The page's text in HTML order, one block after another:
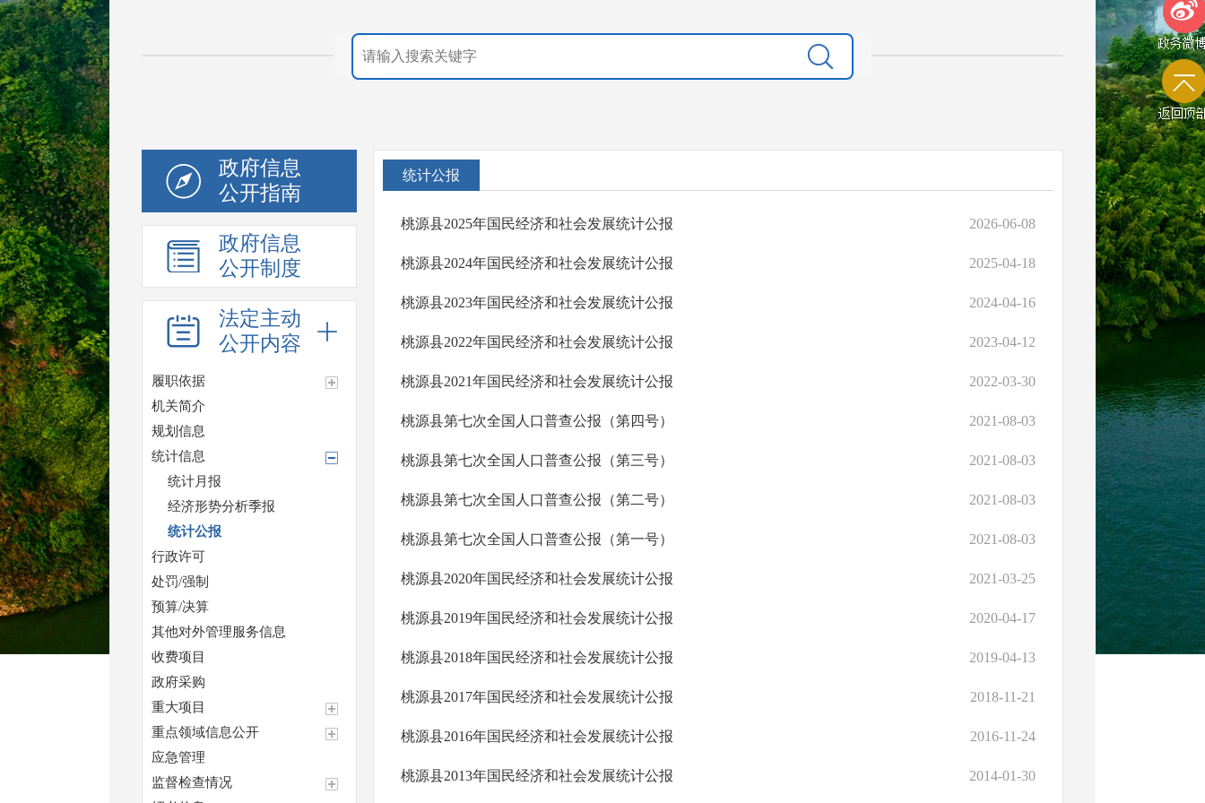
政府信息
公开指南
政府信息
公开制度
法定主动
公开内容
履职依据
机关简介
规划信息
统计信息
统计月报
经济形势分析季报
统计公报
行政许可
处罚/强制
预算/决算
其他对外管理服务信息
收费项目
政府采购
重大项目
重点领域信息公开
应急管理
监督检查情况
统计公报
桃源县2025年国民经济和社会发展统计公报 2026-06-08
桃源县2024年国民经济和社会发展统计公报 2025-04-18
桃源县2023年国民经济和社会发展统计公报 2024-04-16
桃源县2022年国民经济和社会发展统计公报 2023-04-12
桃源县2021年国民经济和社会发展统计公报 2022-03-30
桃源县第七次全国人口普查公报（第四号） 2021-08-03
桃源县第七次全国人口普查公报（第三号） 2021-08-03
桃源县第七次全国人口普查公报（第二号） 2021-08-03
桃源县第七次全国人口普查公报（第一号） 2021-08-03
桃源县2020年国民经济和社会发展统计公报 2021-03-25
桃源县2019年国民经济和社会发展统计公报 2020-04-17
桃源县2018年国民经济和社会发展统计公报 2019-04-13
桃源县2017年国民经济和社会发展统计公报 2018-11-21
桃源县2016年国民经济和社会发展统计公报 2016-11-24
桃源县2013年国民经济和社会发展统计公报 2014-01-30
政务微
返回顶